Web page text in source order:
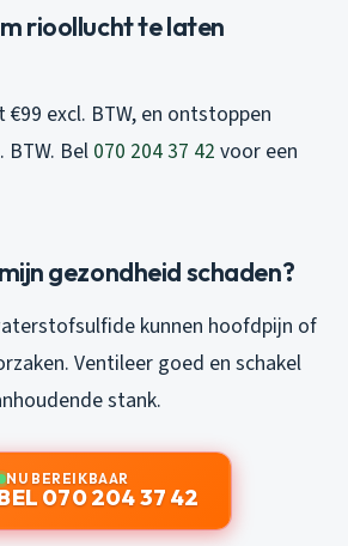
rioollucht te laten
excl. BTW, en ontstoppen
BTW. Bel070 204 37 42 voor een
gezondheid schaden?
kunnen hoofdpijn of
Ventileer goed en schakel
stank.
NU BEREIKBAAR
070 204 37 42